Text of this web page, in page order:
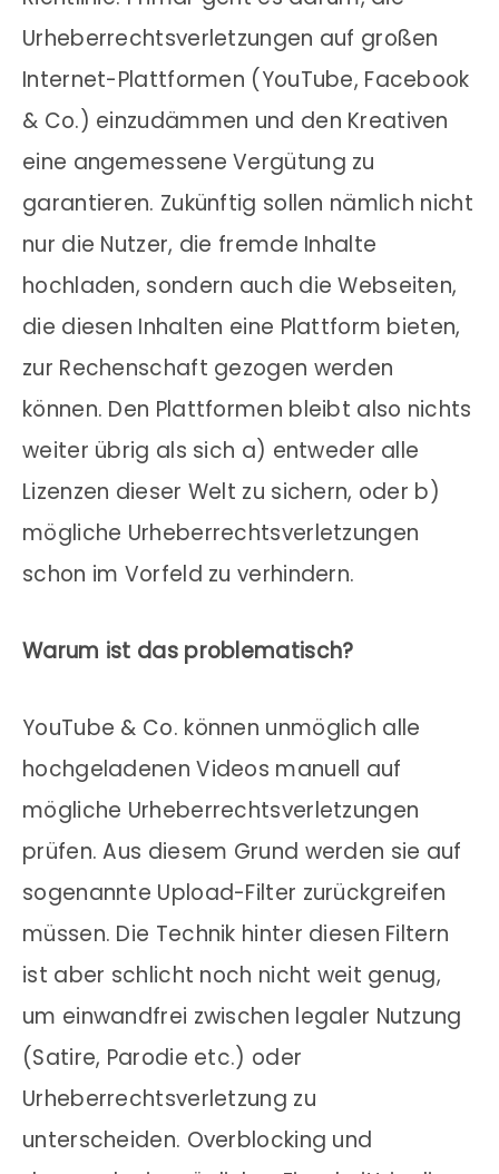
Urheberrechtsverletzungen auf großen
Internet-Plattformen (YouTube, Facebook
& Co.) einzudämmen und den Kreativen
eine angemessene Vergütung zu
garantieren. Zukünftig sollen nämlich nicht
nur die Nutzer, die fremde Inhalte
hochladen, sondern auch die Webseiten,
die diesen Inhalten eine Plattform bieten,
zur Rechenschaft gezogen werden
können. Den Plattformen bleibt also nichts
weiter übrig als sich a) entweder alle
Lizenzen dieser Welt zu sichern, oder b)
mögliche Urheberrechtsverletzungen
schon im Vorfeld zu verhindern.
Warum ist das problematisch?
YouTube & Co. können unmöglich alle
hochgeladenen Videos manuell auf
mögliche Urheberrechtsverletzungen
prüfen. Aus diesem Grund werden sie auf
sogenannte Upload-Filter zurückgreifen
müssen. Die Technik hinter diesen Filtern
ist aber schlicht noch nicht weit genug,
um einwandfrei zwischen legaler Nutzung
(Satire, Parodie etc.) oder
Urheberrechtsverletzung zu
unterscheiden. Overblocking und